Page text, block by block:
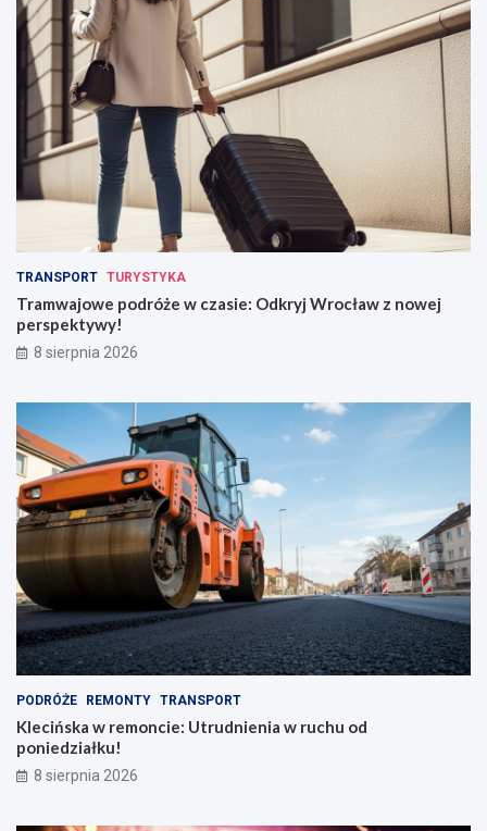
TRANSPORT TURYSTYKA
Tramwajowe podróże w czasie: Odkryj Wrocław z nowej
perspektywy!
8 sierpnia 2026
PODRÓŻE REMONTY TRANSPORT
Klecińska w remoncie: Utrudnienia w ruchu od
poniedziałku!
8 sierpnia 2026